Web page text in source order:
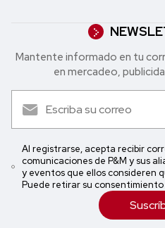
Mantente informado en tu
en mercadeo,
Al registrarse, acepta recibir
comunicaciones de P&M y sus
y eventos que ellos consideren
Puede retirar su